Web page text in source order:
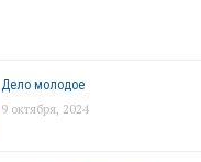
Дело молодое
9 октября, 2024